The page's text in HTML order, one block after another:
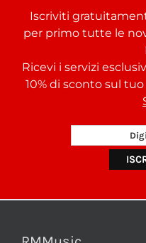
Iscriviti
per primo tutte le
Ricevi i servizi
10% di sconto sul